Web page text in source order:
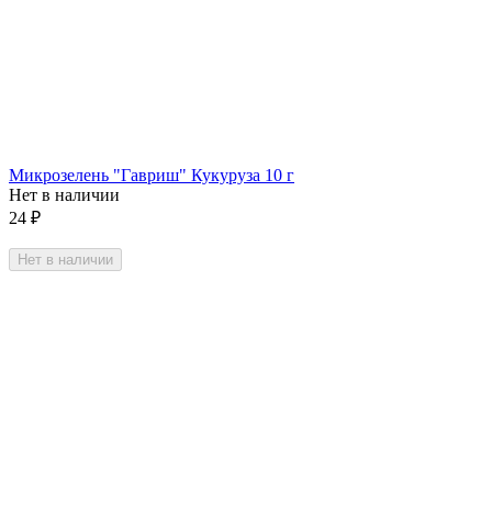
Микрозелень "Гавриш" Кукуруза 10 г
Нет в наличии
24 ₽
Нет в наличии